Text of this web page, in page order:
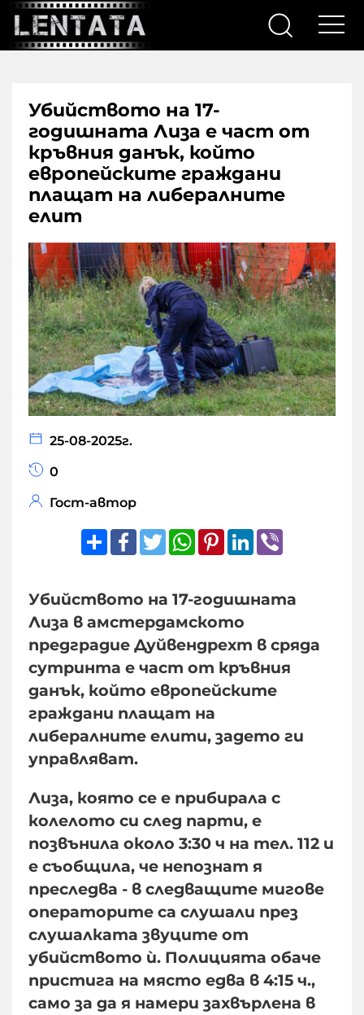
Убийството на 17-
годишната Лиза е част от
кръвния данък, който
европейските граждани
плащат на либералните
елит
25-08-2025г.
0
Гост-автор
ShareFacebook
TwitterWhatsApp
Pinterest
LinkedIn
Убийството на 17-годишната
Лиза в амстердамското
предградие Дуйвендрехт в сряда
сутринта е част от кръвния
данък, който европейските
граждани плащат на
либералните елити, задето ги
управляват.
Лиза, която се е прибирала с
колелото си след парти, е
позвънила около 3:30 ч на тел. 112 и
е съобщила, че непознат я
преследва - в следващите мигове
операторите са слушали през
слушалката звуците от
убийството ѝ. Полицията обаче
пристига на място едва в 4:15 ч.,
само за да я намери захвърлена в